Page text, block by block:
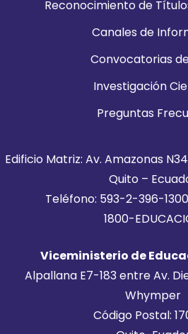
Reconocimiento de
Canales de
Convocatorias
Investigación
Preguntas
Edificio Matriz: Av. Amazonas
Quito –
Teléfono: 593-2-396-
1800-
Viceministerio de
Alpallana E7-183 entre Av.
Whymper
Código Postal: